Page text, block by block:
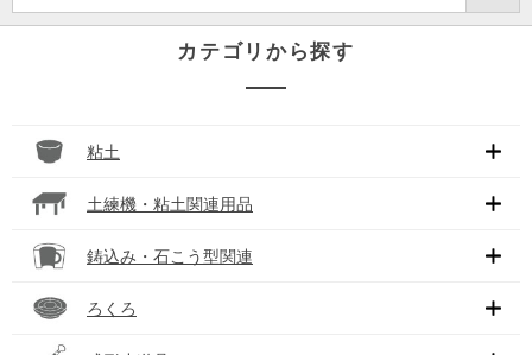
カテゴリから探す
粘土
土練機・粘土関連用品
鋳込み・石こう型関連
ろくろ